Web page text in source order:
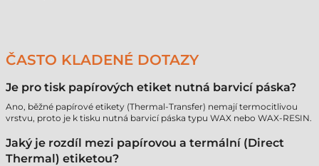
ČASTO KLADENÉ DOTAZY
Je pro tisk papírových etiket nutná barvicí páska?
Ano, běžné papírové etikety (Thermal-Transfer) nemají termocitlivou
vrstvu, proto je k tisku nutná barvicí páska typu WAX nebo WAX-RESIN.
Jaký je rozdíl mezi papírovou a termální (Direct
Thermal) etiketou?